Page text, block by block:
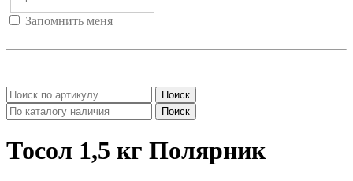
Запомнить меня
Поиск
Поиск
Тосол 1,5 кг Полярник